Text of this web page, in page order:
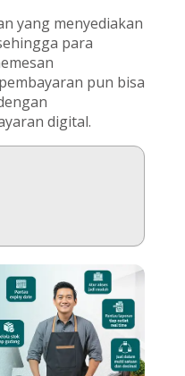
yang menyediakan
para
pun bisa
digital.